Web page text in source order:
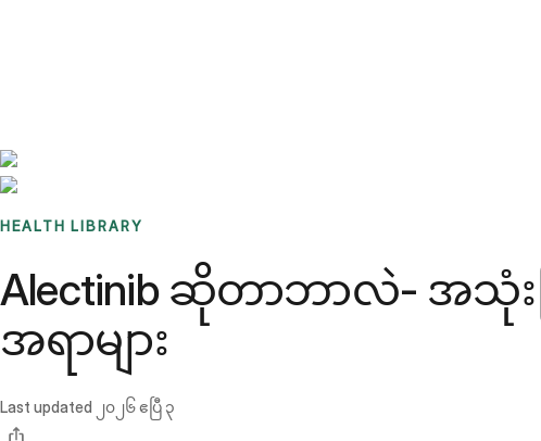
HEALTH LIBRARY
Alectinib ဆိုတာဘာလဲ- အသုံးပ
အရာများ
Last updated ၂၀၂၆ ဧပြီ ၃